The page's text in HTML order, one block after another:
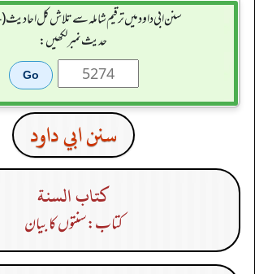
سنن ابي داود میں ترقیم شاملہ سے تلاش کل احادیث (5274)
حدیث نمبر لکھیں:
سنن ابي داود
كتاب السنة
کتاب: سنتوں کا بیان